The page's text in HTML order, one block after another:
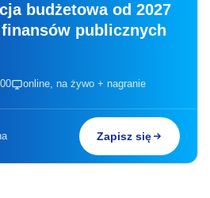
budżetowa od 2027
publicznych
online, na żywo + nagranie
Zapisz się